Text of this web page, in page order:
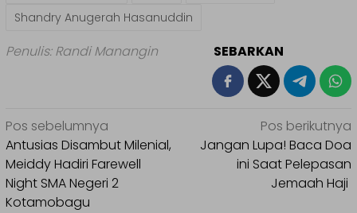
Shandry Anugerah Hasanuddin
Penulis: Randi Manangin SEBARKAN
Navigasi
pos
Pos sebelumnya
Antusias Disambut Milenial,
Meiddy Hadiri Farewell
Night SMA Negeri 2
Kotamobagu
Pos berikutnya
Jangan Lupa! Baca Doa
ini Saat Pelepasan
Jemaah Haji